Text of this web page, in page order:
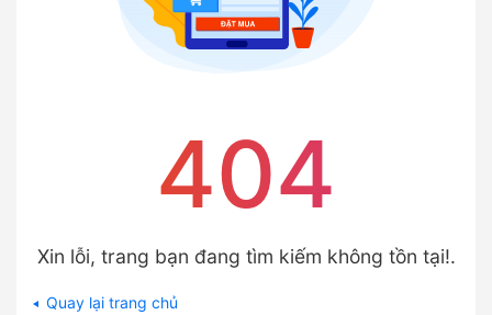
404
Xin lỗi, trang bạn đang tìm kiếm không tồn tại!.
Quay lại trang chủ